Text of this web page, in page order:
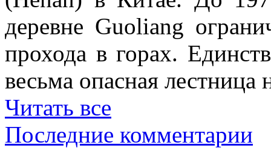
деревне Guoliang
прохода в горах.
весьма опасная лестница
Читать все
Последние комментарии